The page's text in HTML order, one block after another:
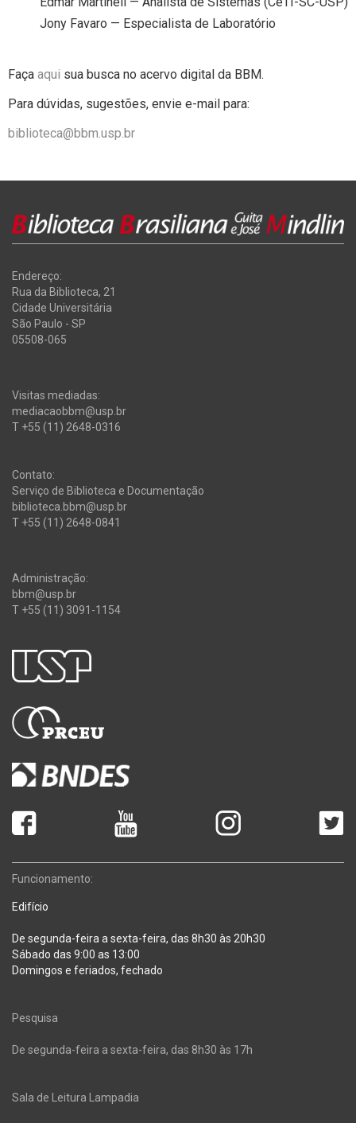
Jony Favaro — Especialista de Laboratório
Faça aqui sua busca no acervo digital da BBM.
Para dúvidas, sugestões, envie e-mail para:
biblioteca@bbm.usp.br
Endereço:
Rua da Biblioteca, 21
Cidade Universitária
São Paulo - SP
05508-065
Visitas mediadas:
mediacaobbm@usp.br
T +55 (11) 2648-0316
Contato:
Serviço de Biblioteca e Documentação
biblioteca.bbm@usp.br
T +55 (11) 2648-0841
Administração:
bbm@usp.br
T +55 (11) 3091-1154
Funcionamento:
Edifício
De segunda-feira a sexta-feira, das 8h30 às 20h30
Sábado das 9:00 as 13:00
Domingos e feriados, fechado
Pesquisa
De segunda-feira a sexta-feira, das 8h30 às 17h
Sala de Leitura Lampadia